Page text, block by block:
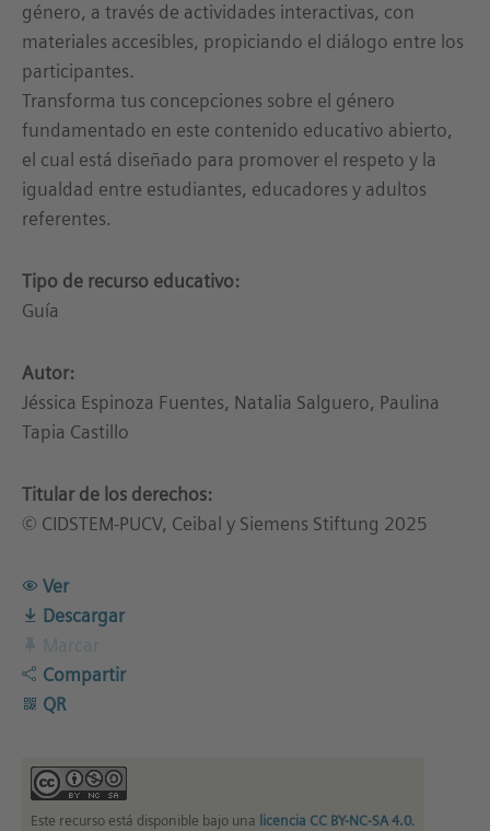
género, a través de actividades interactivas, con
materiales accesibles, propiciando el diálogo entre los
participantes.
Transforma tus concepciones sobre el género
fundamentado en este contenido educativo abierto,
el cual está diseñado para promover el respeto y la
igualdad entre estudiantes, educadores y adultos
referentes.
Tipo de recurso educativo:
Guía
Autor:
Jéssica Espinoza Fuentes, Natalia Salguero, Paulina
Tapia Castillo
Titular de los derechos:
© CIDSTEM-PUCV, Ceibal y Siemens Stiftung 2025
Ver
Descargar
Compartir
QR
Este recurso está disponible bajo una licencia CC BY-NC-SA 4.0.